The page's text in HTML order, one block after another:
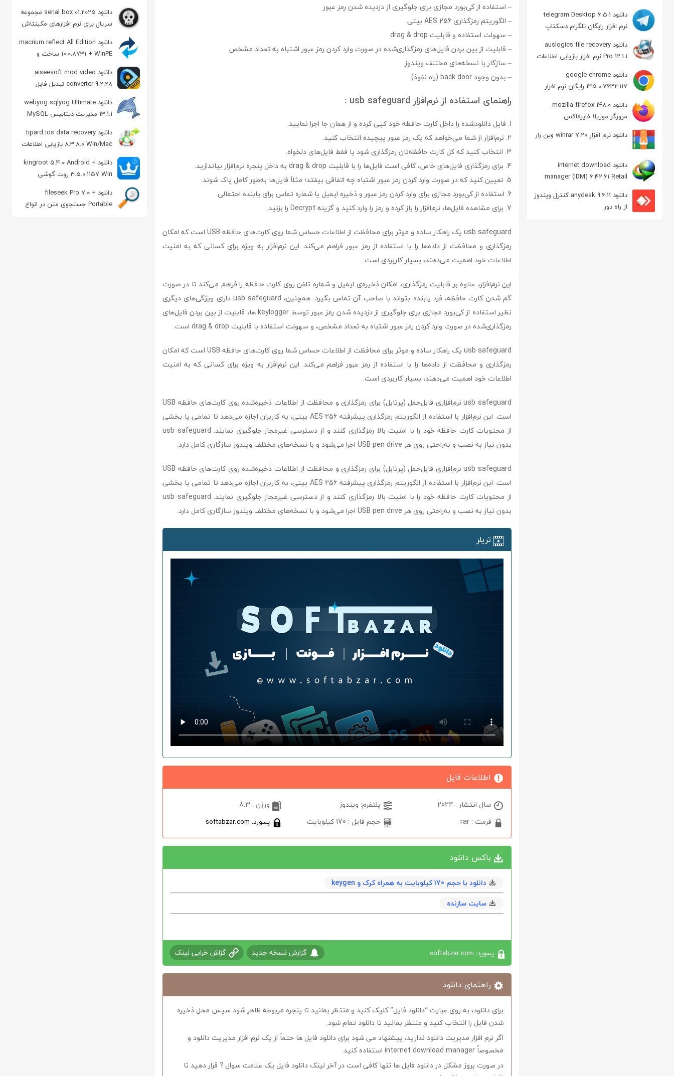
دانلود telegram Desktop 6.5.1
نرم افزار رایگان تلگرام دسکتاپ
دانلود auslogics file recovery
Pro 12.1.1 نرم افزار بازیابی اطلاعات
دانلود google chrome
145.0.7632.117 رایگان نرم افزار
مرورگر گوگل کروم
دانلود mozilla firefox 148.0
مرورگر موزیلا فایرفاکس
دانلود نرم افزار winrar 7.20 وین رار
دانلود internet download
manager (IDM) 6.42.61 Retail
مدیریت دانلود
دانلود anydesk 9.6.11 کنترل ویندوز
از راه دور
– استفاده از کی‌بورد مجازی برای جلوگیری از دزدیده شدن رمز عبور
– الگوریتم رمزگذاری AES 256 بیتی
– سهولت استفاده و قابلیت drag & drop
– قابلیت از بین بردن فایل‌های رمزگذاری‌شده در صورت وارد کردن رمز عبور اشتباه به تعداد مشخص
– سازگار با نسخه‌های مختلف ویندوز
– بدون وجود back door (راه نفوذ)
راهنمای استفاده از نرم‌افزار usb safeguard :
1. فایل دانلودشده را داخل کارت حافظه خود کپی کرده و از همان جا اجرا نمایید.
2. نرم‌افزار از شما می‌خواهد که یک رمز عبور پیچیده انتخاب کنید.
3. انتخاب کنید که کل کارت حافظه‌تان رمزگذاری شود یا فقط فایل‌های دلخواه.
4. برای رمزگذاری فایل‌های خاص، کافی است فایل‌ها را با قابلیت drag & drop به داخل پنجره نرم‌افزار بیاندازید.
5. تعیین کنید که در صورت وارد کردن رمز عبور اشتباه چه اتفاقی بیفتد؛ مثلاً فایل‌ها به‌طور کامل پاک شوند.
6. استفاده از کی‌بورد مجازی برای وارد کردن رمز عبور و ذخیره ایمیل یا شماره تماس برای یابنده احتمالی.
7. برای مشاهده فایل‌ها، نرم‌افزار را باز کرده و رمز را وارد کنید و گزینه Decrypt را بزنید.
usb safeguard یک راهکار ساده و موثر برای محافظت از اطلاعات حساس شما روی کارت‌های حافظه USB است که امکان
رمزگذاری و محافظت از داده‌ها را با استفاده از رمز عبور فراهم می‌کند. این نرم‌افزار به ویژه برای کسانی که به امنیت
اطلاعات خود اهمیت می‌دهند، بسیار کاربردی است.
این نرم‌افزار، علاوه بر قابلیت رمزگذاری، امکان ذخیره‌ی ایمیل و شماره تلفن روی کارت حافظه را فراهم می‌کند تا در صورت
گم شدن کارت حافظه، فرد یابنده بتواند با صاحب آن تماس بگیرد. همچنین، usb safeguard دارای ویژگی‌های دیگری
نظیر استفاده از کی‌بورد مجازی برای جلوگیری از دزدیده شدن رمز عبور توسط keylogger ها، قابلیت از بین بردن فایل‌های
رمزگذاری‌شده در صورت وارد کردن رمز عبور اشتباه به تعداد مشخص، و سهولت استفاده با قابلیت drag & drop است.
usb safeguard یک راهکار ساده و موثر برای محافظت از اطلاعات حساس شما روی کارت‌های حافظه USB است که امکان
رمزگذاری و محافظت از داده‌ها را با استفاده از رمز عبور فراهم می‌کند. این نرم‌افزار به ویژه برای کسانی که به امنیت
اطلاعات خود اهمیت می‌دهند، بسیار کاربردی است.
usb safeguard نرم‌افزاری قابل‌حمل (پرتابل) برای رمزگذاری و محافظت از اطلاعات ذخیره‌شده روی کارت‌های حافظه USB
است. این نرم‌افزار با استفاده از الگوریتم رمزگذاری پیشرفته AES 256 بیتی، به کاربران اجازه می‌دهد تا تمامی یا بخشی
از محتویات کارت حافظه خود را با امنیت بالا رمزگذاری کنند و از دسترسی غیرمجاز جلوگیری نمایند. usb safeguard
بدون نیاز به نصب و به‌راحتی روی هر USB pen drive اجرا می‌شود و با نسخه‌های مختلف ویندوز سازگاری کامل دارد.
usb safeguard نرم‌افزاری قابل‌حمل (پرتابل) برای رمزگذاری و محافظت از اطلاعات ذخیره‌شده روی کارت‌های حافظه USB
است. این نرم‌افزار با استفاده از الگوریتم رمزگذاری پیشرفته AES 256 بیتی، به کاربران اجازه می‌دهد تا تمامی یا بخشی
از محتویات کارت حافظه خود را با امنیت بالا رمزگذاری کنند و از دسترسی غیرمجاز جلوگیری نمایند. usb safeguard
بدون نیاز به نصب و به‌راحتی روی هر USB pen drive اجرا می‌شود و با نسخه‌های مختلف ویندوز سازگاری کامل دارد.
تریلر
اطلاعات فایل
سال انتشار : 2024 پلتفرم: ویندوز
ورژن : 8.3
فرمت : rar
حجم فایل : 170 کیلوبایت پسورد: softabzar.com
باکس دانلود
دانلود با حجم 170 كيلوبايت به همراه کرک و keygen
سایت سازنده
پسورد: softabzar.com گزارش نسخه جدید گزاش خرابی لینک
راهنمای دانلود
برای دانلود، به روی عبارت “دانلود فایل” کلیک کنید و منتظر بمانید تا پنجره مربوطه ظاهر شود سپس محل ذخیره
شدن فایل را انتخاب کنید و منتظر بمانید تا دانلود تمام شود.
اگر نرم افزار مدیریت دانلود ندارید، پیشنهاد می شود برای دانلود فایل ها حتماً از یک نرم افزار مدیریت دانلود و
مخصوصاً internet download manager استفاده کنید.
در صورت بروز مشکل در دانلود فایل ها تنها کافی است در آخر لینک دانلود فایل یک علامت سوال ? قرار دهید تا
دانلود serial box 01.2025 مجموعه
سریال برای نرم افزارهای مکینتاش
دانلود macrium reflect All Edition
10.0.8731 + WinPE ساخت و
بازیابی ایمیج از هارد
دانلود aiseesoft mod video
converter 9.2.28 تبدیل فایل
ویدیویی MOD
دانلود webyog sqlyog Ultimate
13.1.1 مدیریت دیتابیس MySQL
دانلود tipard ios data recovery
8.3.8.0 Win/Mac بازیابی اطلاعات
از آیفون و آیپاد
دانلود kingroot 5.4.0 Android +
3.5.0.1157 Win روت گوشی
اندروید
دانلود fileseek Pro 7.0 +
Portable جستجوی متن در انواع